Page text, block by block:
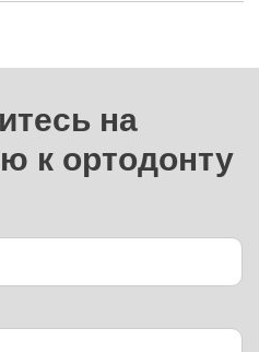
на
к ортодонту